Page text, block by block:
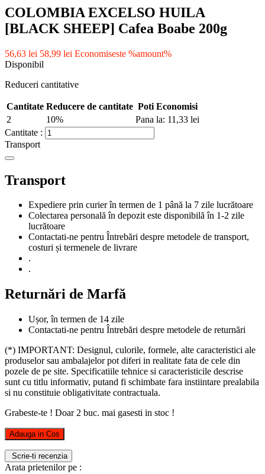
COLOMBIA EXCELSO HUILA
[BLACK SHEEP] Cafea Boabe 200g
56,63 lei 58,99 lei Economiseste %amount%
Disponibil
Reduceri cantitative
Cantitate Reducere de cantitate Poti Economisi
2
10%
Pana la: 11,33 lei
Cantitate :
Transport
Transport
Expediere prin curier în termen de 1 până la 7 zile lucrătoare
Colectarea personală în depozit este disponibilă în 1-2 zile
lucrătoare
Contactati-ne pentru Întrebări despre metodele de transport,
costuri și termenele de livrare
.
.
Returnări de Marfă
Ușor, în termen de 14 zile
Contactati-ne pentru Întrebări despre metodele de returnări
(*) IMPORTANT: Designul, culorile, formele, alte caracteristici ale
produselor sau ambalajelor pot diferi in realitate fata de cele din
pozele de pe site. Specificatiile tehnice si caracteristicile descrise
sunt cu titlu informativ, putand fi schimbate fara instiintare prealabila
si nu constituie obligativitate contractuala.
Grabeste-te ! Doar 2 buc. mai gasesti in stoc !
Adauga in Cos
Scrie-ti recenzia
Arata prietenilor pe :